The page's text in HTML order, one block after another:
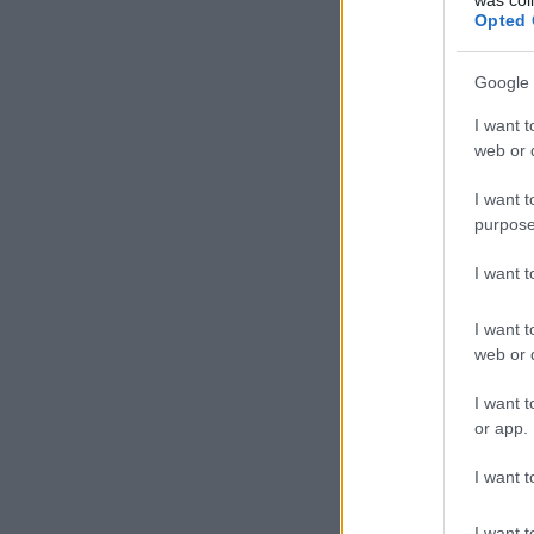
Opted
Google
I want
web or
I want
I want
I want
web or
I want
or app.
I want